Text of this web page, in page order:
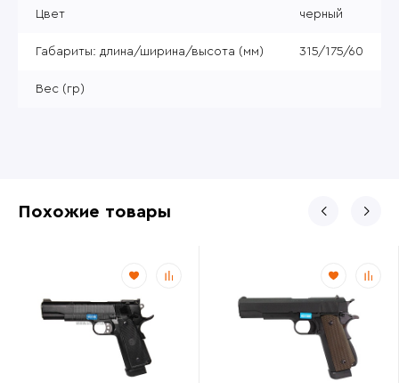
Цвет черный
Габариты: длина/ширина/высота (мм) 315/175/60
Вес (гр)
Похожие товары